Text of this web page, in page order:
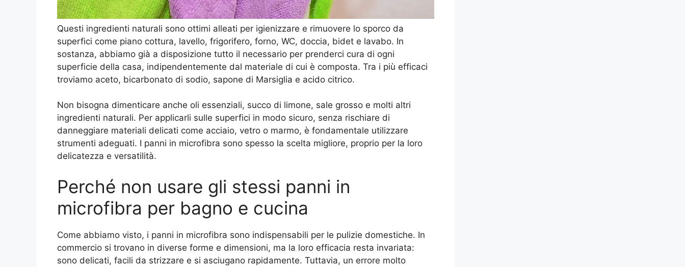
Questi ingredienti naturali sono ottimi alleati per igienizzare e rimuovere lo sporco da
superfici come piano cottura, lavello, frigorifero, forno, WC, doccia, bidet e lavabo. In
sostanza, abbiamo già a disposizione tutto il necessario per prenderci cura di ogni
superficie della casa, indipendentemente dal materiale di cui è composta. Tra i più efficaci
troviamo aceto, bicarbonato di sodio, sapone di Marsiglia e acido citrico.
Non bisogna dimenticare anche oli essenziali, succo di limone, sale grosso e molti altri
ingredienti naturali. Per applicarli sulle superfici in modo sicuro, senza rischiare di
danneggiare materiali delicati come acciaio, vetro o marmo, è fondamentale utilizzare
strumenti adeguati. I panni in microfibra sono spesso la scelta migliore, proprio per la loro
delicatezza e versatilità.
Perché non usare gli stessi panni in
microfibra per bagno e cucina
Come abbiamo visto, i panni in microfibra sono indispensabili per le pulizie domestiche. In
commercio si trovano in diverse forme e dimensioni, ma la loro efficacia resta invariata:
sono delicati, facili da strizzare e si asciugano rapidamente. Tuttavia, un errore molto